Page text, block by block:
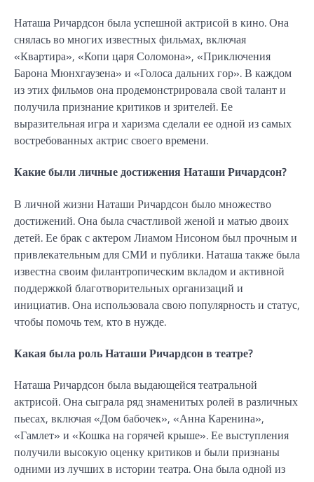
Наташа Ричардсон была успешной актрисой в кино. Она
снялась во многих известных фильмах, включая
«Квартира», «Копи царя Соломона», «Приключения
Барона Мюнхгаузена» и «Голоса дальних гор». В каждом
из этих фильмов она продемонстрировала свой талант и
получила признание критиков и зрителей. Ее
выразительная игра и харизма сделали ее одной из самых
востребованных актрис своего времени.
Какие были личные достижения Наташи Ричардсон?
В личной жизни Наташи Ричардсон было множество
достижений. Она была счастливой женой и матью двоих
детей. Ее брак с актером Лиамом Нисоном был прочным и
привлекательным для СМИ и публики. Наташа также была
известна своим филантропическим вкладом и активной
поддержкой благотворительных организаций и
инициатив. Она использовала свою популярность и статус,
чтобы помочь тем, кто в нужде.
Какая была роль Наташи Ричардсон в театре?
Наташа Ричардсон была выдающейся театральной
актрисой. Она сыграла ряд знаменитых ролей в различных
пьесах, включая «Дом бабочек», «Анна Каренина»,
«Гамлет» и «Кошка на горячей крыше». Ее выступления
получили высокую оценку критиков и были признаны
одними из лучших в истории театра. Она была одной из